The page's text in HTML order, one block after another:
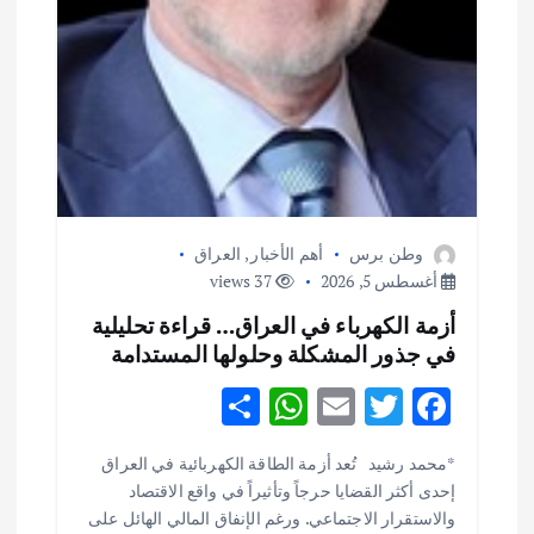
وطن برس أهم الأخبار , العراق
أغسطس 5, 2026
37 views
أزمة الكهرباء في العراق… قراءة تحليلية
في جذور المشكلة وحلولها المستدامة
F
e
b
T
w
it
te
E
m
ai
l
W
h
at
s
S
h
ar
e
*محمد رشيد تُعد أزمة الطاقة الكهربائية في العراق
إحدى أكثر القضايا حرجاً وتأثيراً في واقع الاقتصاد
والاستقرار الاجتماعي. ورغم الإنفاق المالي الهائل على
ثقافة وفنون
اختتام ورشة السينوغرافيا في مدينة كلباء الاماراتية
أغسطس 3, 2026